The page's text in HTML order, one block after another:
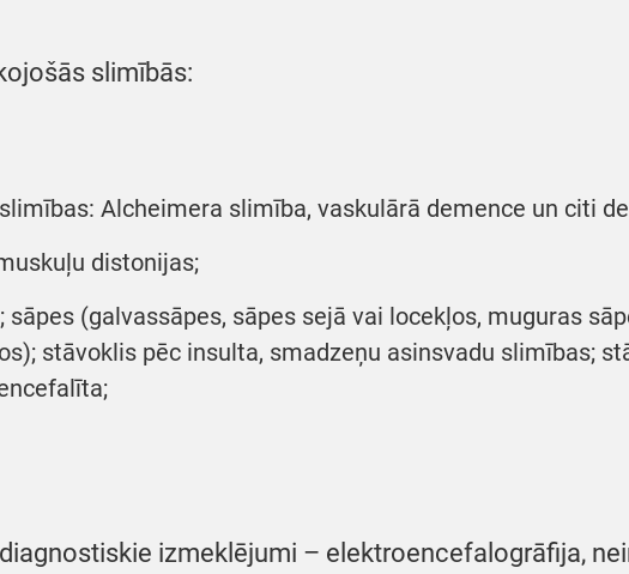
slimībās:
Alcheimera slimība, vaskulārā demence un citi
distonijas;
(galvassāpes, sāpes sejā vai locekļos, muguras
stāvoklis pēc insulta, smadzeņu asinsvadu slimības;
izmeklējumi – elektroencefalogrāfija,